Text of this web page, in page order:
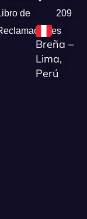
de
209
Breña –
Lima,
Perú